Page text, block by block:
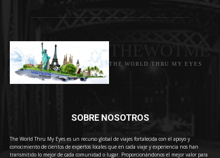
THE WORLD THRU MY EYES
SOBRE NOSOTROS
The World Thru My Eyes es un recurso global de viajes fortalecida con el apoyo y
conocimiento de cientos de expertos locales que en cada viaje y experiencia nos han
transmitido lo mejor de cada comunidad o lugar. Proporcionándonos el mejor valor para